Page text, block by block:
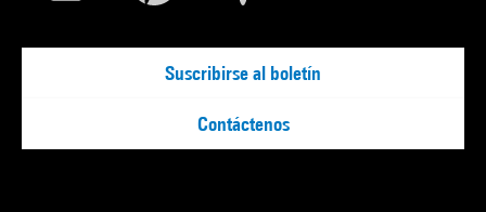
Suscribirse al boletín
Contáctenos